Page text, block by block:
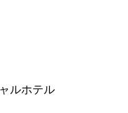
ルホテル